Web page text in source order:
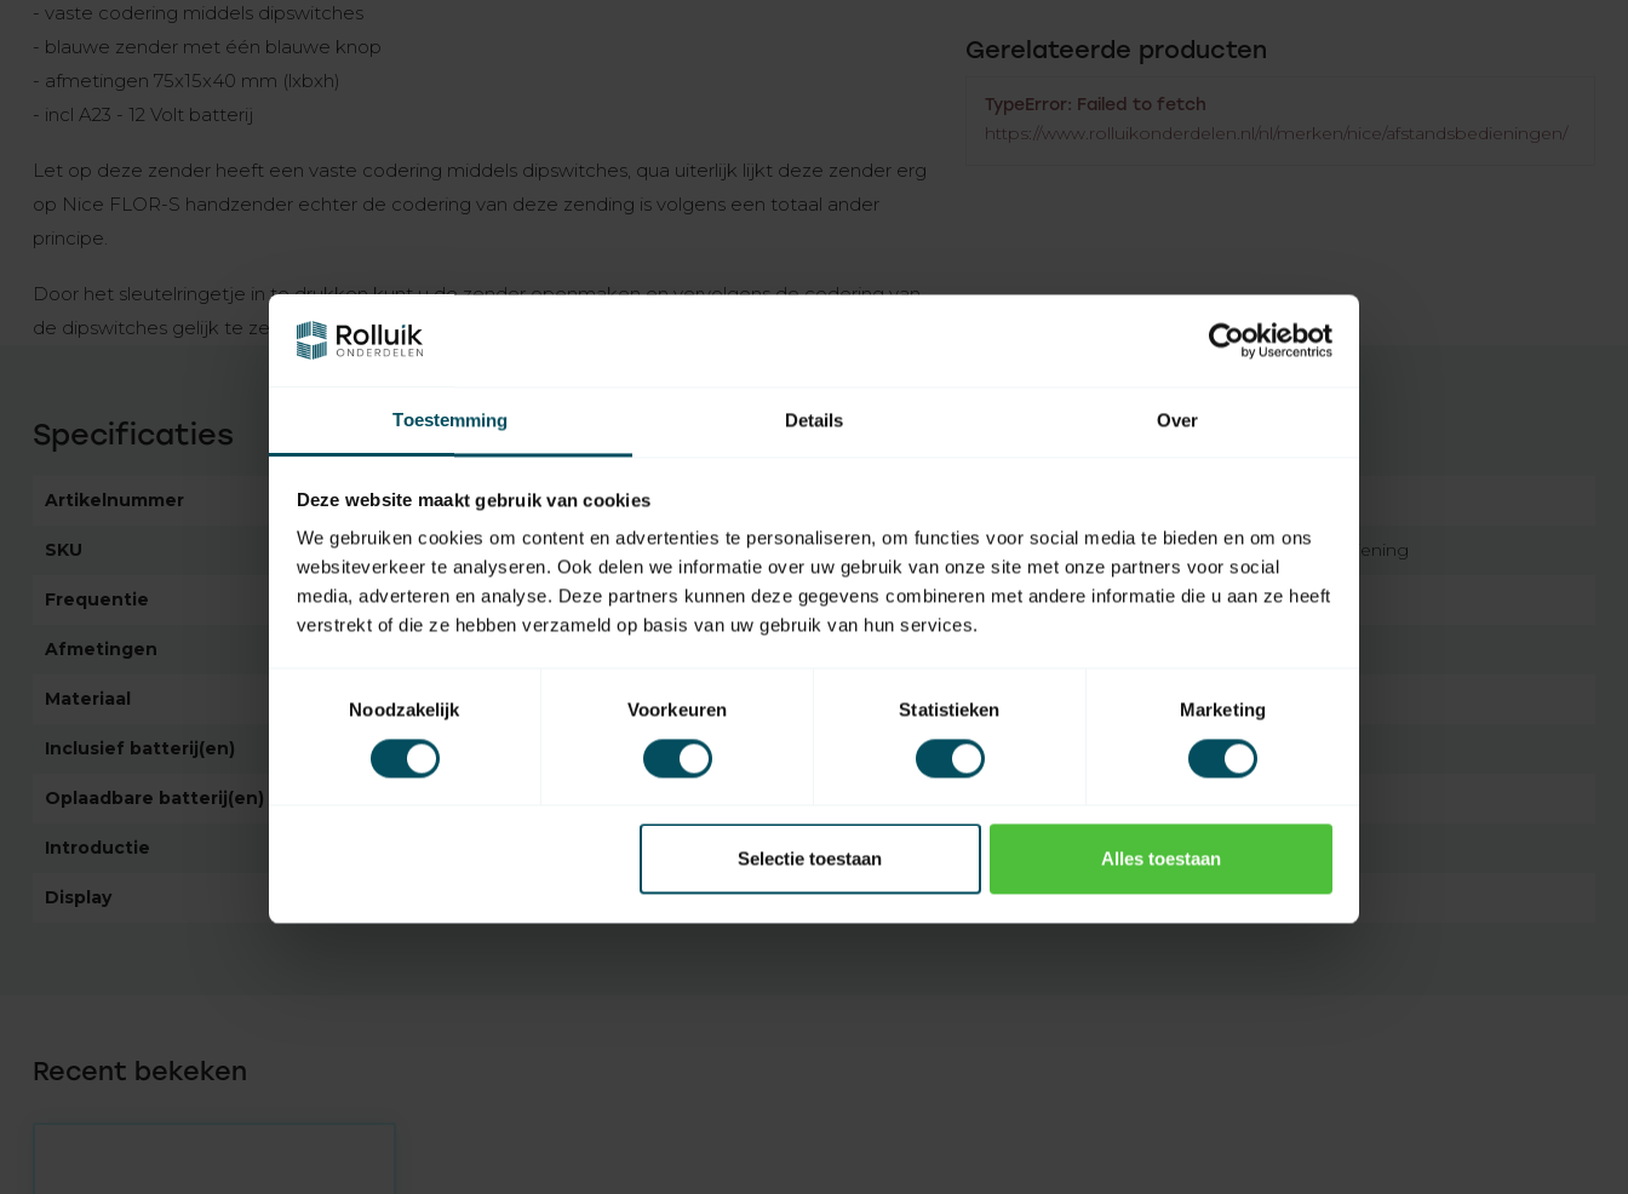
Toestemming Details Over
Deze website maakt gebruik van cookies
We gebruiken cookies om content en advertenties te personaliseren, om functies voor social media te bieden en om ons
websiteverkeer te analyseren. Ook delen we informatie over uw gebruik van onze site met onze partners voor social
media, adverteren en analyse. Deze partners kunnen deze gegevens combineren met andere informatie die u aan ze heeft
verstrekt of die ze hebben verzameld op basis van uw gebruik van hun services.
Noodzakelijk
Voorkeuren Statistieken Marketing
Selectie toestaan Alles toestaan
- vaste codering middels dipswitches
- blauwe zender met één blauwe knop
- afmetingen 75x15x40 mm (lxbxh)
- incl A23 - 12 Volt batterij
Let op deze zender heeft een vaste codering middels dipswitches, qua uiterlijk lijkt deze zender erg
op Nice FLOR-S handzender echter de codering van deze zending is volgens een totaal ander
principe.
Door het sleutelringetje in te drukken kunt u de zender openmaken en vervolgens de codering van
de dipswitches gelijk te zetten aan een reeds functionerende handzender
Gerelateerde producten
TypeError: Failed to fetch
https://www.rolluikonderdelen.nl/nl/merken/nice/afstandsbedieningen/
Specificaties
Artikelnummer 4713
SKU FLO1 Type handzender originele afstandsbediening
Frequentie 433,92 MHz Aantal kanalen 1
Afmetingen
Materiaal kunststof Kleur blauw
Inclusief batterij(en) Type Batterij A23
Oplaadbare batterij(en)
Introductie 30 meter
Display Touchscreen
Recent bekeken